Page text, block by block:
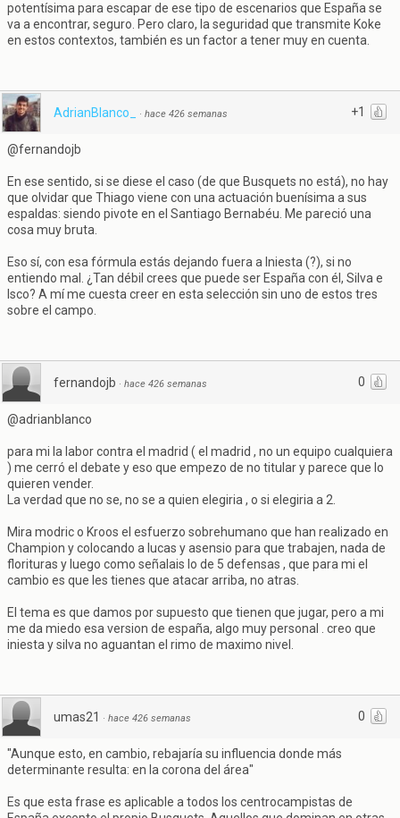
potentísima para escapar de ese tipo de escenarios que España se
va a encontrar, seguro. Pero claro, la seguridad que transmite Koke
en estos contextos, también es un factor a tener muy en cuenta.
+1
AdrianBlanco_ · hace 426 semanas
@fernandojb
En ese sentido, si se diese el caso (de que Busquets no está), no hay
que olvidar que Thiago viene con una actuación buenísima a sus
espaldas: siendo pivote en el Santiago Bernabéu. Me pareció una
cosa muy bruta.
Eso sí, con esa fórmula estás dejando fuera a Iniesta (?), si no
entiendo mal. ¿Tan débil crees que puede ser España con él, Silva e
Isco? A mí me cuesta creer en esta selección sin uno de estos tres
sobre el campo.
0
fernandojb · hace 426 semanas
@adrianblanco
para mi la labor contra el madrid ( el madrid , no un equipo cualquiera
) me cerró el debate y eso que empezo de no titular y parece que lo
quieren vender.
La verdad que no se, no se a quien elegiria , o si elegiria a 2.
Mira modric o Kroos el esfuerzo sobrehumano que han realizado en
Champion y colocando a lucas y asensio para que trabajen, nada de
florituras y luego como señalais lo de 5 defensas , que para mi el
cambio es que les tienes que atacar arriba, no atras.
El tema es que damos por supuesto que tienen que jugar, pero a mi
me da miedo esa version de españa, algo muy personal . creo que
iniesta y silva no aguantan el rimo de maximo nivel.
0
umas21 · hace 426 semanas
"Aunque esto, en cambio, rebajaría su influencia donde más
determinante resulta: en la corona del área"
Es que esta frase es aplicable a todos los centrocampistas de